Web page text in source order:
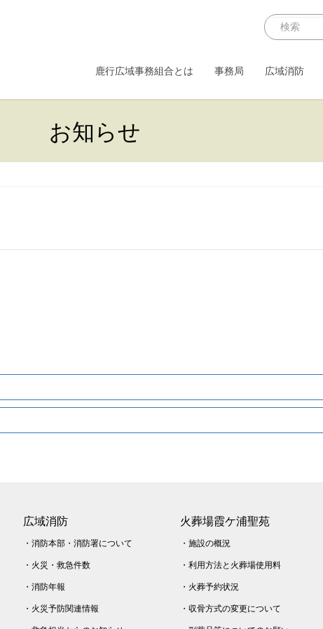
鹿行広域事務組合とは 事務局 広域消防
お知らせ
広域消防
・ 消防本部・消防署について
・ 火災・ 救急件数
・ 消防年報
・ 火災予防関連情報
火葬場霞ケ浦聖苑
・ 施設の概況
・ 利用方法と火葬場使用料
・ 火葬予約状況
・ 収骨方式の変更について